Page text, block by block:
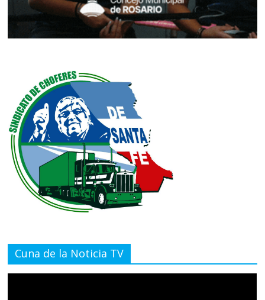
Cuna de la Noticia TV